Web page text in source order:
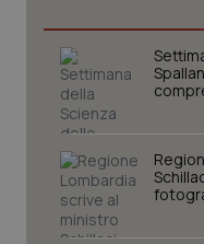
Provincia
Puglia
Sardegna
Sicilia
Ipertensione &
Malattie rare
Malattia di
Neuroscienze